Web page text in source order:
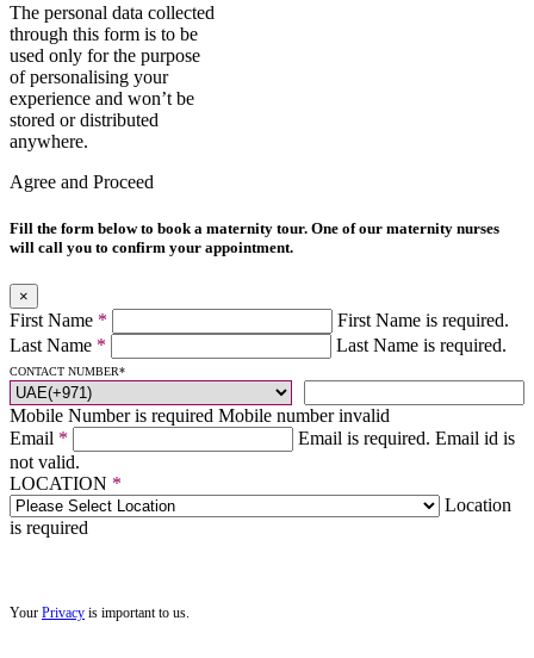
The personal data collected
through this form is to be
used only for the purpose
of personalising your
experience and won’t be
stored or distributed
anywhere.
Agree and Proceed
Fill the form below to book a maternity tour. One of our maternity nurses
will call you to confirm your appointment.
×
First Name *
First Name is required.
Last Name * Last Name is required.
CONTACT NUMBER*
Mobile Number is required Mobile number invalid
Email * Email is required. Email id is
not valid.
LOCATION *
Location
is required
Your Privacy is important to us.